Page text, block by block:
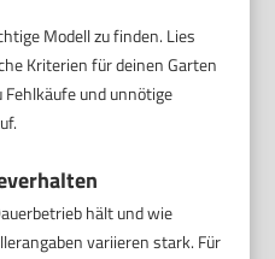
Modell zu finden. Lies
Kriterien für deinen Garten
und unnötige
hält und wie
variieren stark. Für